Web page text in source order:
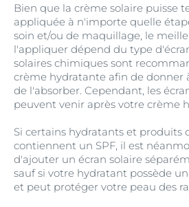
Bien que la crème solaire puisse
appliquée à n'importe quelle
soin et/ou de maquillage, le
l'appliquer dépend du type
solaires chimiques sont
crème hydratante afin de donner
de l'absorber. Cependant, les
peuvent venir après votre crème
Si certains hydratants et produits
contiennent un SPF, il est
d'ajouter un écran solaire
sauf si votre hydratant possède
et peut protéger votre peau des